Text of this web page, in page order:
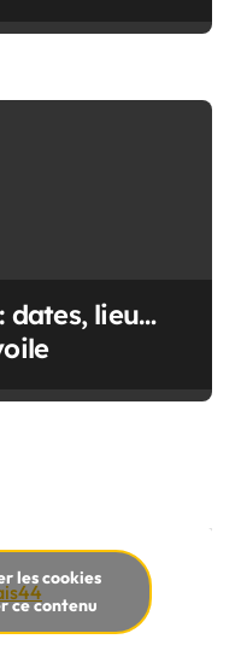
dates, lieu…
les cookies
ce contenu